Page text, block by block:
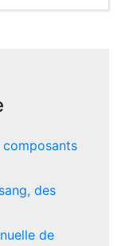
composants
des
de